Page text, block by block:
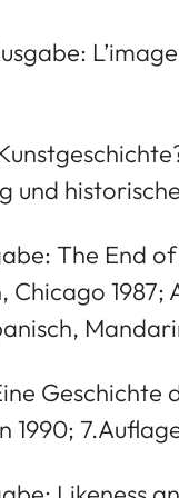
und
The End
Chicago 1987;
1990;